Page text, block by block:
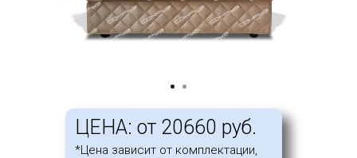
ЦЕНА: от 20660 руб.
*Цена зависит от комплектации,